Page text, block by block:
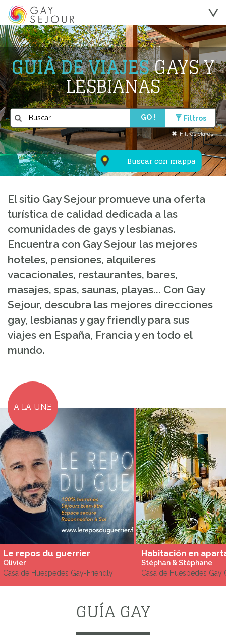
Buscar con mappa
GUIÀ DE VIAJESGAYS Y
LESBIANAS
GO ! Filtros
Filtros claros
El sitio Gay Sejour promueve una oferta
turística de calidad dedicada a las
comunidades de gays y lesbianas.
Encuentra con Gay Sejour las mejores
hoteles, pensiones, alquileres
vacacionales, restaurantes, bares,
masajes, spas, saunas, playas... Con Gay
Sejour, descubra las mejores direcciones
gay, lesbianas y gay friendly para sus
viajes en España, Francia y en todo el
mundo.
A LA UNE
Le repos du guerrier
Olivier
Casa de Huespedes Gay-Friendly
Stéphan & Stéphane
Casa de Huespedes Gay
GUÍA GAY